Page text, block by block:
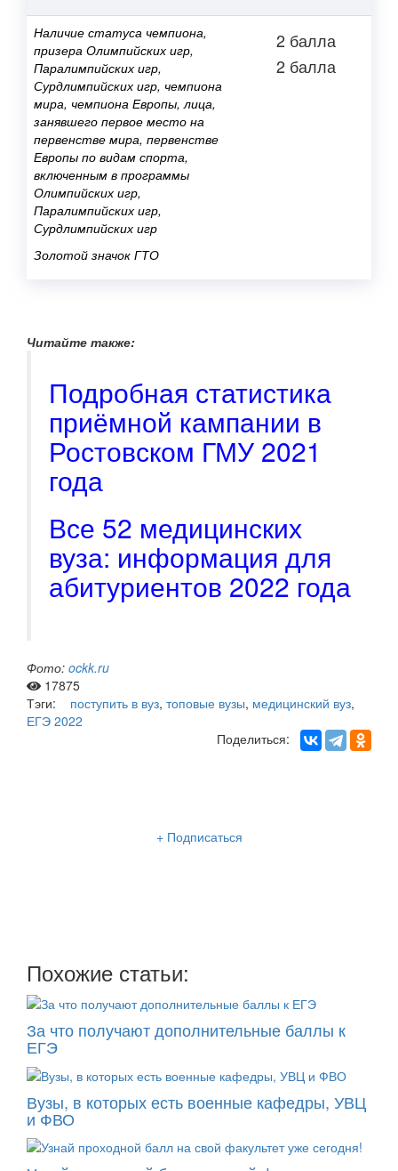
Наличие статуса чемпиона,
призера Олимпийских игр,
Паралимпийских игр,
Сурдлимпийских игр, чемпиона
мира, чемпиона Европы, лица,
занявшего первое место на
первенстве мира, первенстве
Европы по видам спорта,
включенным в программы
Олимпийских игр,
Паралимпийских игр,
Сурдлимпийских игр
Золотой значок ГТО
2 балла
2 балла
Читайте также:
Подробная статистика
приёмной кампании в
Ростовском ГМУ 2021
года
Все 52 медицинских
вуза: информация для
абитуриентов 2022 года
Фото: ockk.ru
17875
Тэги:
поступить в вуз, топовые вузы, медицинский вуз,
ЕГЭ 2022
Поделиться:
+ Подписаться
Похожие статьи:
За что получают дополнительные баллы к
ЕГЭ
Вузы, в которых есть военные кафедры, УВЦ
и ФВО